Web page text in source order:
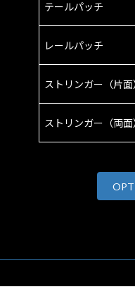
テールパッチ
レールパッチ
ストリンガー（片面
ストリンガー（両面